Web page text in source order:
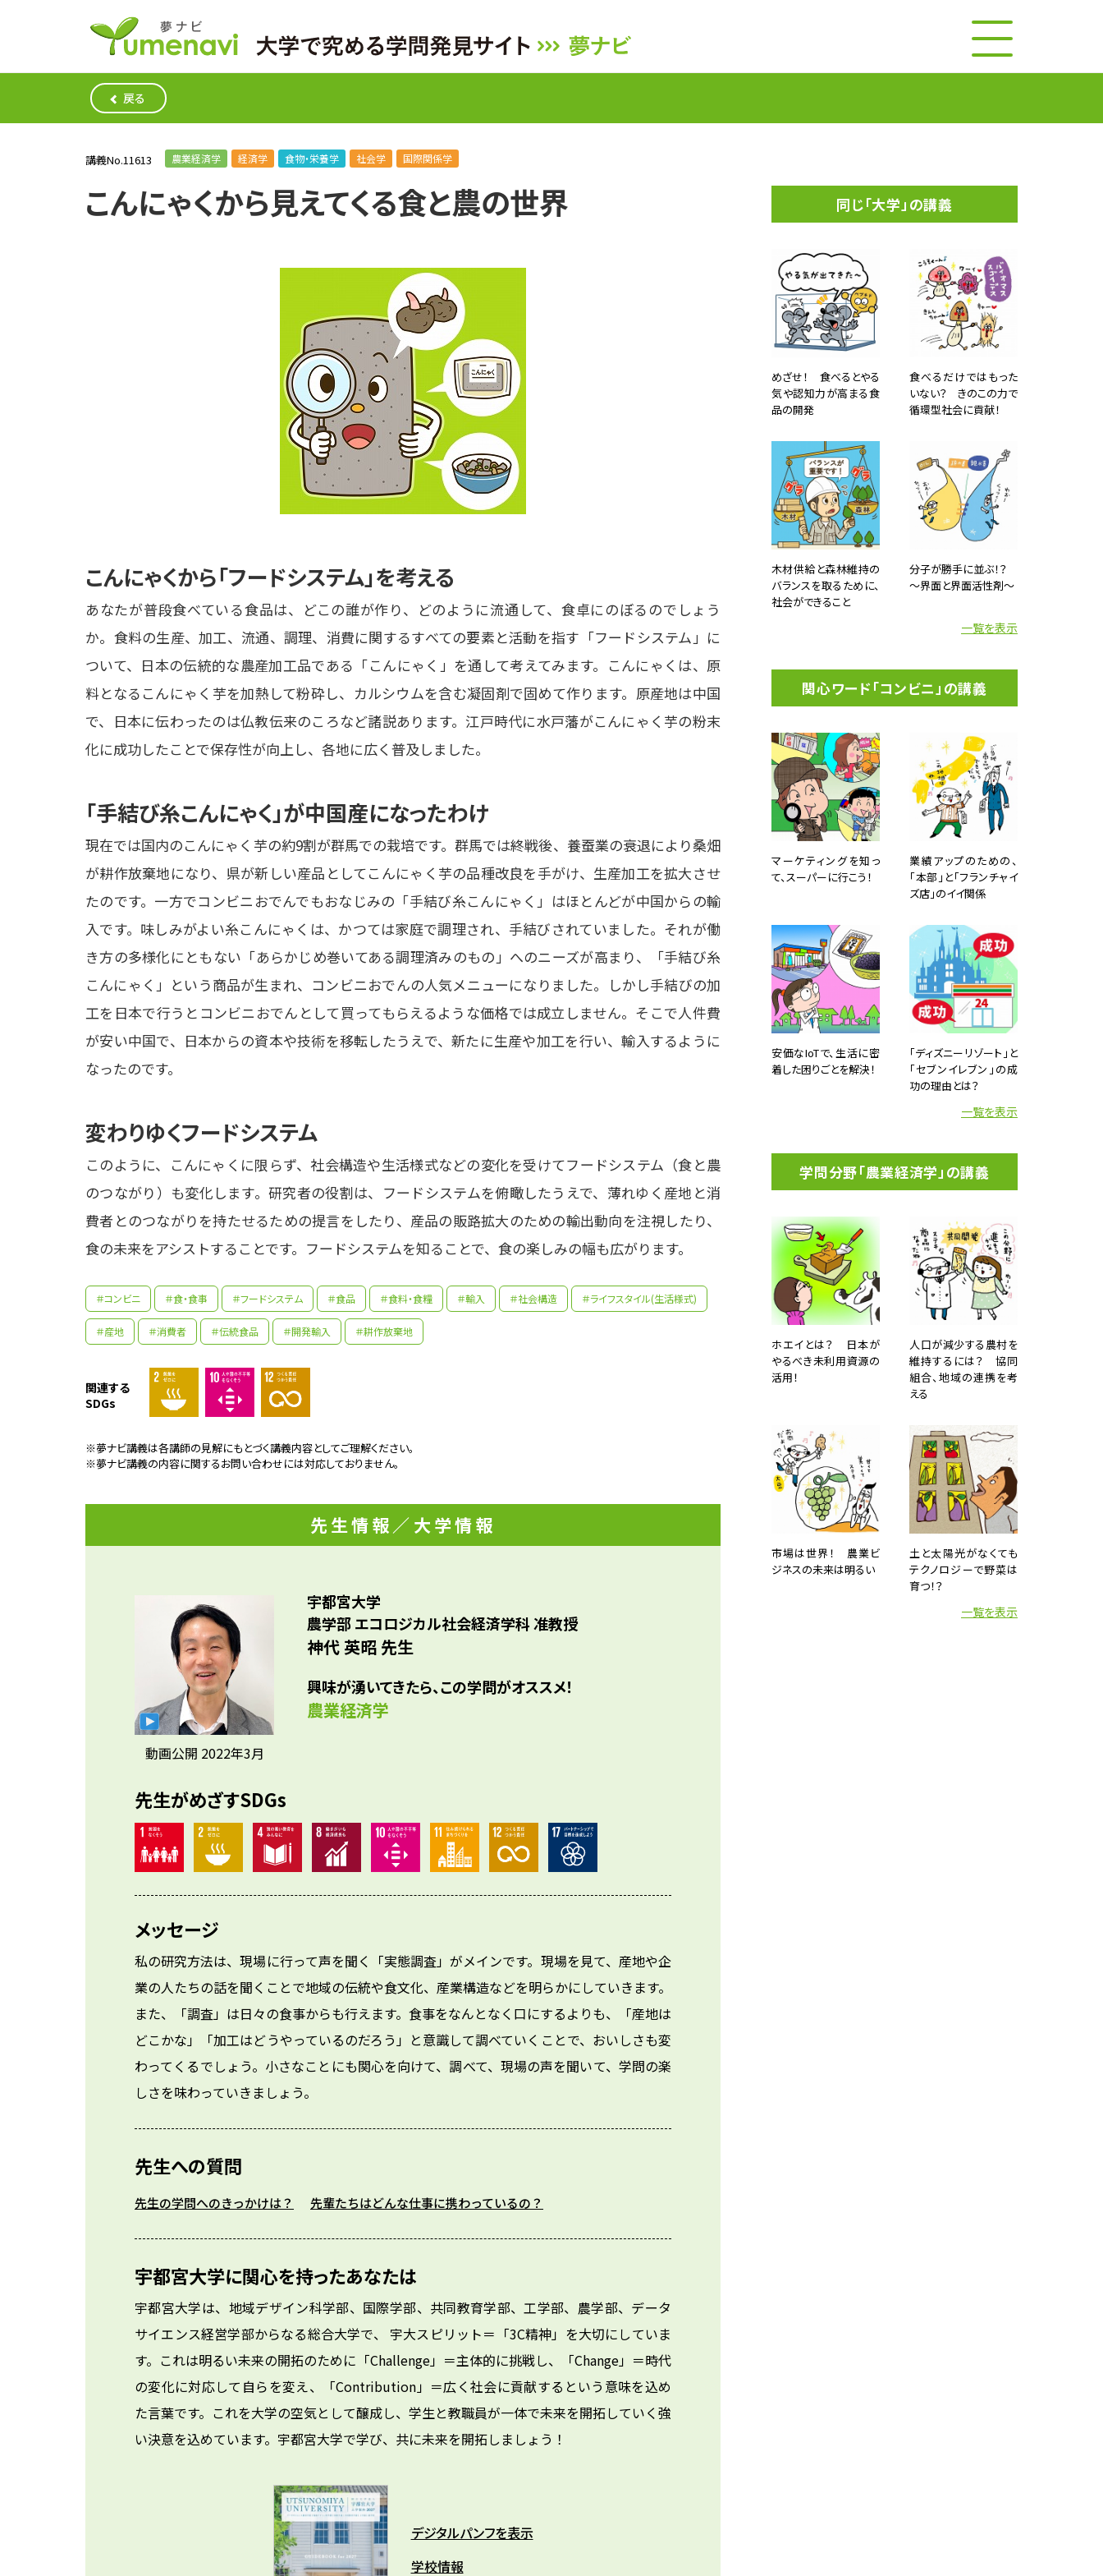
戻る
講義No.11613 農業経済学 経済学 食物・栄養学 社会学 国際関係学
こんにゃくから見えてくる食と農の世界
こんにゃくから「フードシステム」を考える
あなたが普段食べている食品は、どこの誰が作り、どのように流通して、食卓にのぼるのでしょう
か。食料の生産、加工、流通、調理、消費に関するすべての要素と活動を指す「フードシステム」に
ついて、日本の伝統的な農産加工品である「こんにゃく」を通して考えてみます。こんにゃくは、原
料となるこんにゃく芋を加熱して粉砕し、カルシウムを含む凝固剤で固めて作ります。原産地は中国
で、日本に伝わったのは仏教伝来のころなど諸説あります。江戸時代に水戸藩がこんにゃく芋の粉末
化に成功したことで保存性が向上し、各地に広く普及しました。
「手結び糸こんにゃく」が中国産になったわけ
現在では国内のこんにゃく芋の約9割が群馬での栽培です。群馬では終戦後、養蚕業の衰退により桑畑
が耕作放棄地になり、県が新しい産品としてこんにゃく芋の品種改良を手がけ、生産加工を拡大させ
たのです。一方でコンビニおでんでもおなじみの「手結び糸こんにゃく」はほとんどが中国からの輸
入です。味しみがよい糸こんにゃくは、かつては家庭で調理され、手結びされていました。それが働
き方の多様化にともない「あらかじめ巻いてある調理済みのもの」へのニーズが高まり、「手結び糸
こんにゃく」という商品が生まれ、コンビニおでんの人気メニューになりました。しかし手結びの加
工を日本で行うとコンビニおでんとして買ってもらえるような価格では成立しません。そこで人件費
が安い中国で、日本からの資本や技術を移転したうえで、新たに生産や加工を行い、輸入するように
なったのです。
変わりゆくフードシステム
このように、こんにゃくに限らず、社会構造や生活様式などの変化を受けてフードシステム（食と農
のつながり）も変化します。研究者の役割は、フードシステムを俯瞰したうえで、薄れゆく産地と消
費者とのつながりを持たせるための提言をしたり、産品の販路拡大のための輸出動向を注視したり、
食の未来をアシストすることです。フードシステムを知ることで、食の楽しみの幅も広がります。
＃コンビニ ＃食・食事 ＃フードシステム ＃食品 ＃食料・食糧 ＃輸入 ＃社会構造 ＃ライフスタイル(生活様式)
＃産地 ＃消費者 ＃伝統食品 ＃開発輸入 ＃耕作放棄地
関連する
SDGs
※夢ナビ講義は各講師の見解にもとづく講義内容としてご理解ください。
※夢ナビ講義の内容に関するお問い合わせには対応しておりません。
先生情報 ／大学情報
動画公開 2022年3月
宇都宮大学
農学部 エコロジカル社会経済学科 准教授
神代 英昭 先生
興味が湧いてきたら、この学問がオススメ！
農業経済学
先生がめざすSDGs
メッセージ
私の研究方法は、現場に行って声を聞く「実態調査」がメインです。現場を見て、産地や企
業の人たちの話を聞くことで地域の伝統や食文化、産業構造などを明らかにしていきます。
また、「調査」は日々の食事からも行えます。食事をなんとなく口にするよりも、「産地は
どこかな」「加工はどうやっているのだろう」と意識して調べていくことで、おいしさも変
わってくるでしょう。小さなことにも関心を向けて、調べて、現場の声を聞いて、学問の楽
しさを味わっていきましょう。
先生への質問
先生の学問へのきっかけは？ 先輩たちはどんな仕事に携わっているの？
とに関心が高まり、農学部に進学しました。卒業後は一般企業への就職
を考えていましたが、大学3年生の農村調査で産地の方々の声を聞き、
になりました。こんにゃくに出会ったのもそのころです。当時はこんな
に長く研究を続けるとは思いませんでしたが、今では私のことを「こん
にゃく博士」と呼んでくれる方もいます。
農業団体/銀行（地方銀行・公庫・信用金庫）/農林水産省総合職・一般
職/県庁・市役所行政職・農業職/食品製造業企画・営業/マーケティン
参考資料
宇都宮大学に関心を持ったあなたは
宇都宮大学は、地域デザイン科学部、国際学部、共同教育学部、工学部、農学部、データ
サイエンス経営学部からなる総合大学で、 宇大スピリット＝「3C精神」を大切にしていま
す。これは明るい未来の開拓のために「Challenge」＝主体的に挑戦し、「Change」＝時代
の変化に対応して自らを変え、「Contribution」＝広く社会に貢献するという意味を込め
た言葉です。これを大学の空気として醸成し、学生と教職員が一体で未来を開拓していく強
い決意を込めています。宇都宮大学で学び、共に未来を開拓しましょう！
デジタルパンフを表示
学校情報
同じ「大学」の講義
めざせ！ 食べるとやる
気や認知力が高まる食
品の開発
食べるだけではもった
いない？ きのこの力で
循環型社会に貢献！
木材供給と森林維持の
バランスを取るために、
社会ができること
分子が勝手に並ぶ！？
～界面と界面活性剤～
一覧を表示
関心ワード「コンビニ」の講義
マーケティングを知っ
て、スーパーに行こう！
業績アップのための、
「本部」と「フランチャイ
ズ店」のイイ関係
安価なIoTで、生活に密
着した困りごとを解決！
「ディズニーリゾート」と
「セブンイレブン」の成
功の理由とは？
一覧を表示
学問分野「農業経済学」の講義
ホエイとは？ 日本が
やるべき未利用資源の
活用！
人口が減少する農村を
維持するには？ 協同
組合、地域の連携を考
える
市場は世界！ 農業ビ
ジネスの未来は明るい
土と太陽光がなくても
テクノロジーで野菜は
育つ！？
一覧を表示